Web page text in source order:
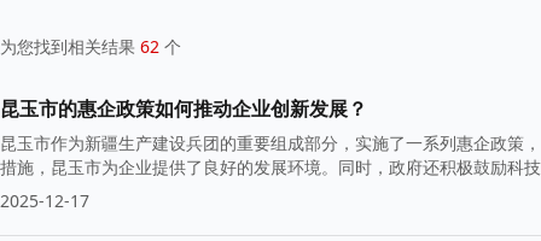
为您找到相关结果 62 个
昆玉市的惠企政策如何推动企业创新发展？
昆玉市作为新疆生产建设兵团的重要组成部分，实施了一系列惠企政策
措施，昆玉市为企业提供了良好的发展环境。同时，政府还积极鼓励科
2025-12-17